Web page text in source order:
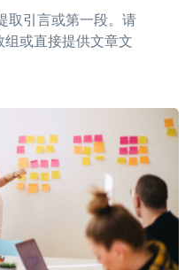
取引言或第一段。请
或直接提供文章文